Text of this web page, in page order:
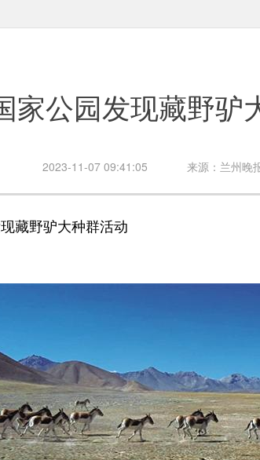
家公园发现藏野驴
2023-11-07 09:41:05 来源：兰州晚
藏野驴大种群活动